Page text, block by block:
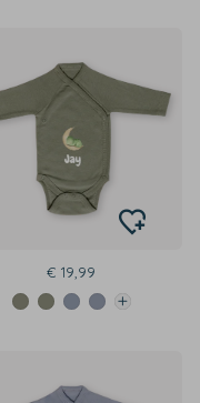
€ 19,99